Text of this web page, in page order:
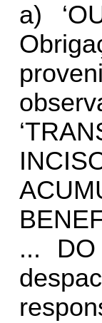
a)
...